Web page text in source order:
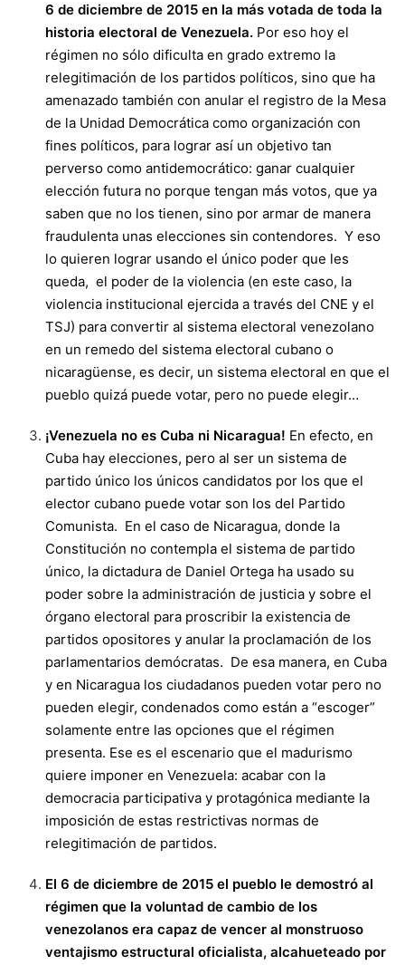
6 de diciembre de 2015 en la más votada de toda la
historia electoral de Venezuela. Por eso hoy el
régimen no sólo dificulta en grado extremo la
relegitimación de los partidos políticos, sino que ha
amenazado también con anular el registro de la Mesa
de la Unidad Democrática como organización con
fines políticos, para lograr así un objetivo tan
perverso como antidemocrático: ganar cualquier
elección futura no porque tengan más votos, que ya
saben que no los tienen, sino por armar de manera
fraudulenta unas elecciones sin contendores. Y eso
lo quieren lograr usando el único poder que les
queda, el poder de la violencia (en este caso, la
violencia institucional ejercida a través del CNE y el
TSJ) para convertir al sistema electoral venezolano
en un remedo del sistema electoral cubano o
nicaragüense, es decir, un sistema electoral en que el
pueblo quizá puede votar, pero no puede elegir…
¡Venezuela no es Cuba ni Nicaragua! En efecto, en
Cuba hay elecciones, pero al ser un sistema de
partido único los únicos candidatos por los que el
elector cubano puede votar son los del Partido
Comunista. En el caso de Nicaragua, donde la
Constitución no contempla el sistema de partido
único, la dictadura de Daniel Ortega ha usado su
poder sobre la administración de justicia y sobre el
órgano electoral para proscribir la existencia de
partidos opositores y anular la proclamación de los
parlamentarios demócratas. De esa manera, en Cuba
y en Nicaragua los ciudadanos pueden votar pero no
pueden elegir, condenados como están a “escoger”
solamente entre las opciones que el régimen
presenta. Ese es el escenario que el madurismo
quiere imponer en Venezuela: acabar con la
democracia participativa y protagónica mediante la
imposición de estas restrictivas normas de
relegitimación de partidos.
El 6 de diciembre de 2015 el pueblo le demostró al
régimen que la voluntad de cambio de los
venezolanos era capaz de vencer al monstruoso
ventajismo estructural oficialista, alcahueteado por